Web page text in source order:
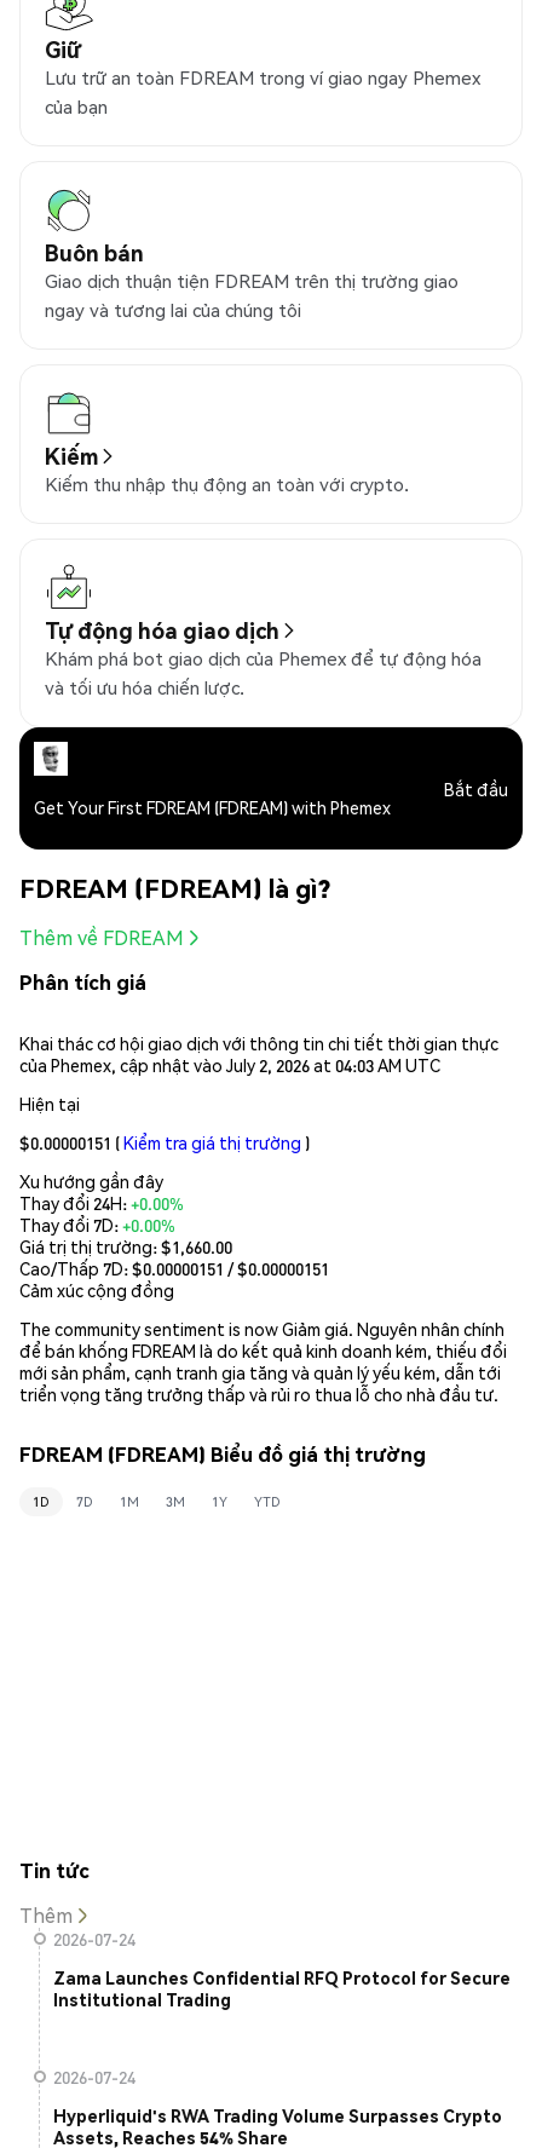
Giữ
Lưu trữ an toàn FDREAM trong ví giao ngay Phemex
của bạn
Buôn bán
Giao dịch thuận tiện FDREAM trên thị trường giao
ngay và tương lai của chúng tôi
Kiếm
Kiếm thu nhập thụ động an toàn với crypto.
Tự động hóa giao dịch
Khám phá bot giao dịch của Phemex để tự động hóa
và tối ưu hóa chiến lược.
Get Your First FDREAM (FDREAM) with Phemex
Bắt đầu
FDREAM (FDREAM) là gì?
Thêm về FDREAM
Phân tích giá
Khai thác cơ hội giao dịch với thông tin chi tiết thời gian thực
của Phemex, cập nhật vào July 2, 2026 at 04:03 AM UTC
Hiện tại
$0.00000151 (Kiểm tra giá thị trường )
Xu hướng gần đây
Thay đổi 24H:+0.00%
Thay đổi 7D:+0.00%
Giá trị thị trường:$1,660.00
Cao/Thấp 7D: $0.00000151 / $0.00000151
Cảm xúc cộng đồng
The community sentiment is now Giảm giá. Nguyên nhân chính
để bán khống FDREAM là do kết quả kinh doanh kém, thiếu đổi
mới sản phẩm, cạnh tranh gia tăng và quản lý yếu kém, dẫn tới
triển vọng tăng trưởng thấp và rủi ro thua lỗ cho nhà đầu tư.
FDREAM (FDREAM) Biểu đồ giá thị trường
1D 7D 1M 3M 1Y YTD
Tin tức
Thêm
2026-07-24
Zama Launches Confidential RFQ Protocol for Secure
Institutional Trading
2026-07-24
Hyperliquid's RWA Trading Volume Surpasses Crypto
Assets, Reaches 54% Share